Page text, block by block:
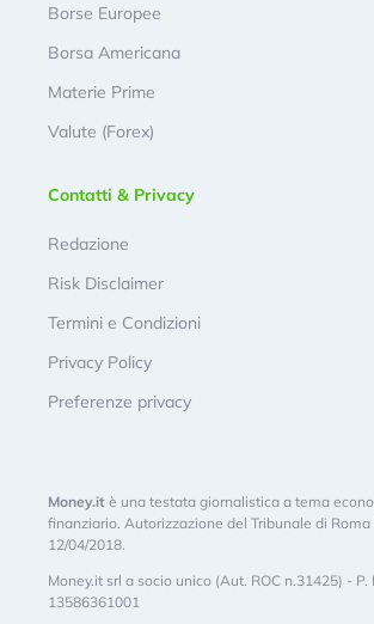
Borse Europee
Borsa Americana
Materie Prime
Valute (Forex)
Contatti & Privacy
Redazione
Risk Disclaimer
Termini e Condizioni
Privacy Policy
Preferenze privacy
Money.it è una testata giornalistica a tema
finanziario. Autorizzazione del Tribunale di Roma
12/04/2018.
Money.it srl a socio unico (Aut. ROC n.31425) - P.
13586361001